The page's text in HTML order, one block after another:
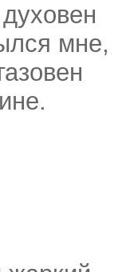
мне,